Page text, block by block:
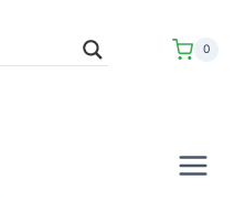
0